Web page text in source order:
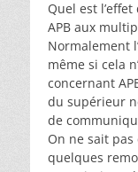
Quel est
APB aux
Normalement
même si cela
concernant
du supérieur
de
On ne sait
quelques